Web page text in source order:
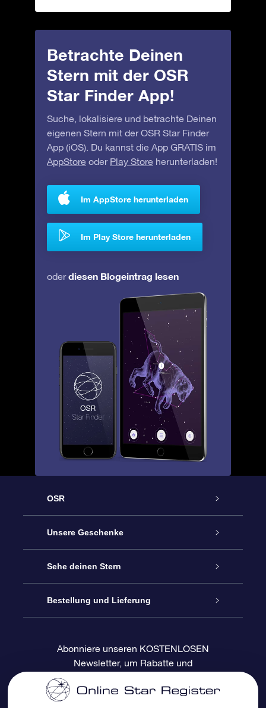
Betrachte Deinen
Stern mit der OSR
Star Finder App!
Suche, lokalisiere und betrachte Deinen
eigenen Stern mit der OSR Star Finder
App (iOS). Du kannst die App GRATIS im
AppStore oder Play Store herunterladen!
Im AppStore herunterladen
Im Play Store herunterladen
oderdiesen Blogeintrag lesen
OSR
Service
Kontakt
Blog
Bewertungen
Unsere Geschenke
Sterne schenken
OSR-Geschenkpaket
OSR-Geschenkgutschein
Firmengeschenke
Sehe deinen Stern
Sternregister
Personalisierte Sternseite
One Million Stars
Bestellung und Lieferung
Zahlungsinformationen
Versandinformationen
Abonniere unseren KOSTENLOSEN
Newsletter, um Rabatte und